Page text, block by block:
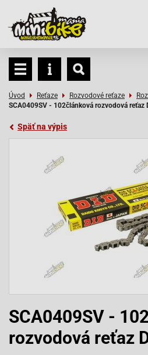
Úvod Reťaze Rozvodové reťaze
SCA0409SV - 102článková rozvodová reťaz
Späť na výpis
SCA0409SV -
rozvodová reťaz